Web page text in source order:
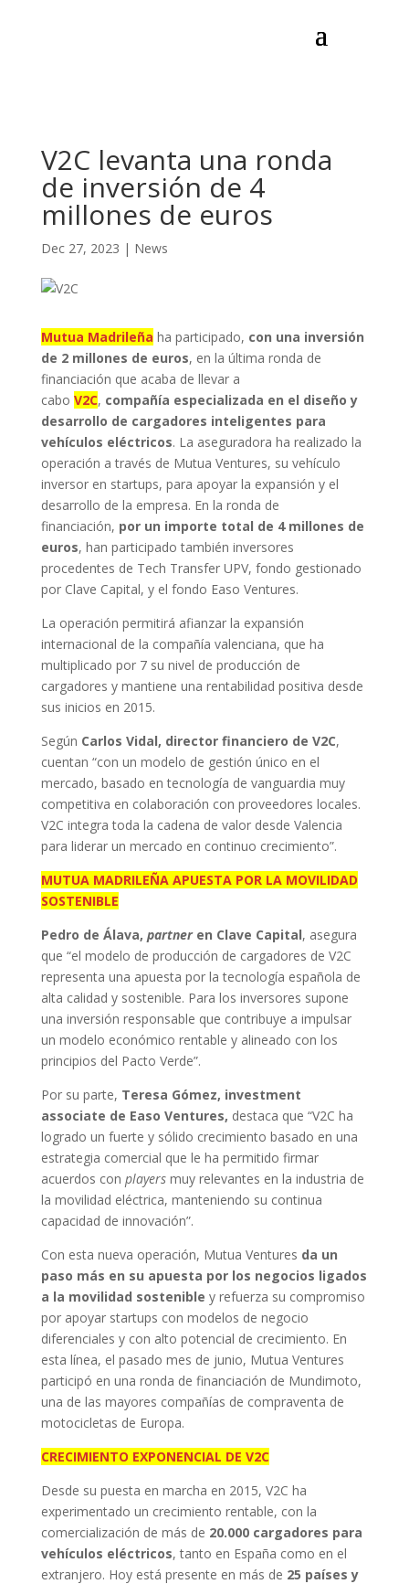
V2C levanta una ronda
de inversión de 4
millones de euros
Dec 27, 2023 | News
Mutua Madrileña ha participado, con una inversión
de 2 millones de euros, en la última ronda de
financiación que acaba de llevar a
cabo V2C, compañía especializada en el diseño y
desarrollo de cargadores inteligentes para
vehículos eléctricos. La aseguradora ha realizado la
operación a través de Mutua Ventures, su vehículo
inversor en startups, para apoyar la expansión y el
desarrollo de la empresa. En la ronda de
financiación, por un importe total de 4 millones de
euros, han participado también inversores
procedentes de Tech Transfer UPV, fondo gestionado
por Clave Capital, y el fondo Easo Ventures.
La operación permitirá afianzar la expansión
internacional de la compañía valenciana, que ha
multiplicado por 7 su nivel de producción de
cargadores y mantiene una rentabilidad positiva desde
sus inicios en 2015.
Según Carlos Vidal, director financiero de V2C,
cuentan “con un modelo de gestión único en el
mercado, basado en tecnología de vanguardia muy
competitiva en colaboración con proveedores locales.
V2C integra toda la cadena de valor desde Valencia
para liderar un mercado en continuo crecimiento”.
MUTUA MADRILEÑA APUESTA POR LA MOVILIDAD
SOSTENIBLE
Pedro de Álava, partneren Clave Capital, asegura
que “el modelo de producción de cargadores de V2C
representa una apuesta por la tecnología española de
alta calidad y sostenible. Para los inversores supone
una inversión responsable que contribuye a impulsar
un modelo económico rentable y alineado con los
principios del Pacto Verde”.
Por su parte, Teresa Gómez, investment
associate de Easo Ventures, destaca que “V2C ha
logrado un fuerte y sólido crecimiento basado en una
estrategia comercial que le ha permitido firmar
acuerdos con players muy relevantes en la industria de
la movilidad eléctrica, manteniendo su continua
capacidad de innovación”.
Con esta nueva operación, Mutua Ventures da un
paso más en su apuesta por los negocios ligados
a la movilidad sostenible y refuerza su compromiso
por apoyar startups con modelos de negocio
diferenciales y con alto potencial de crecimiento. En
esta línea, el pasado mes de junio, Mutua Ventures
participó en una ronda de financiación de Mundimoto,
una de las mayores compañías de compraventa de
motocicletas de Europa.
CRECIMIENTO EXPONENCIAL DE V2C
Desde su puesta en marcha en 2015, V2C ha
experimentado un crecimiento rentable, con la
comercialización de más de 20.000 cargadores para
vehículos eléctricos, tanto en España como en el
extranjero. Hoy está presente en más de 25 países y